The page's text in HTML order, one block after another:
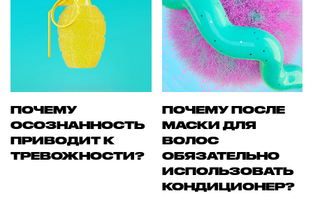
ПОЧЕМУ
ОСОЗНАННОСТЬ
ПРИВОДИТ К
ТРЕВОЖНОСТИ?
ПОЧЕМУ ПОСЛЕ
МАСКИ ДЛЯ
ВОЛОС
ОБЯЗАТЕЛЬНО
ИСПОЛЬЗОВАТЬ
КОНДИЦИОНЕР?